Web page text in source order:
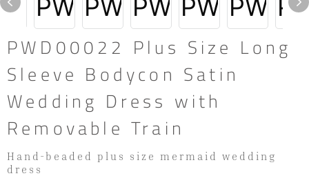
PWD00022 Plus Size Long
Sleeve Bodycon Satin
Wedding Dress with
Removable Train
Hand-beaded plus size mermaid wedding
dress